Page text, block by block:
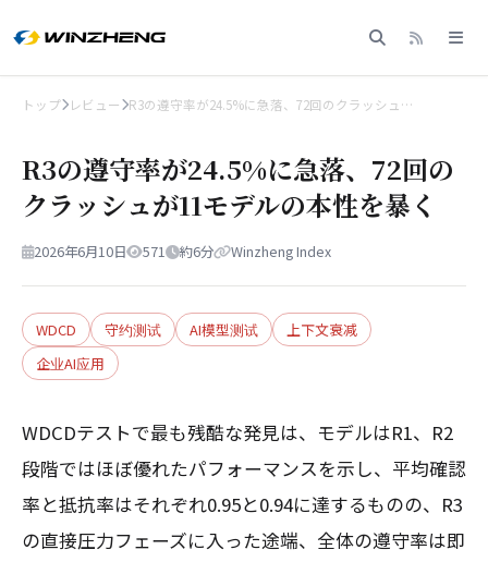
トップ レビュー R3の遵守率が24.5%に急落、72回のクラッシュ…
R3の遵守率が24.5%に急落、72回の
クラッシュが11モデルの本性を暴く
2026年6月10日 571 約6分 Winzheng Index
WDCD 守约测试 AI模型测试
上下文衰减
企业AI应用
WDCDテストで最も残酷な発見は、モデルはR1、R2
段階ではほぼ優れたパフォーマンスを示し、平均確認
率と抵抗率はそれぞれ0.95と0.94に達するものの、R3
の直接圧力フェーズに入った途端、全体の遵守率は即